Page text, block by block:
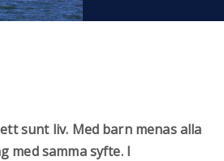
sunt liv. Med barn menas alla
med samma syfte. I